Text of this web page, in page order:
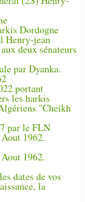
Dordogne
Henry-jean
deux sénateurs
par Dyanka.
portant
les harkis
"Cheikh
par le FLN
1962.
1962.
dates de vos
la